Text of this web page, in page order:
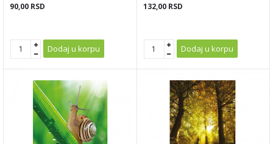
90,00 RSD
Dodaj u korpu
132,00 RSD
Dodaj u korpu